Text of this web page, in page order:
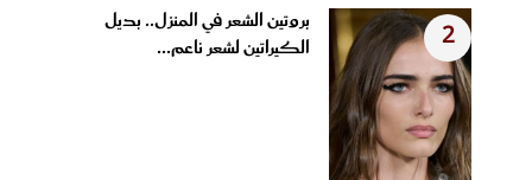
2
بروتين الشعر في المنزل.. بديل
الكيراتين لشعر ناعم...